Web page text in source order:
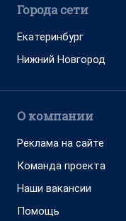
Города сети
Екатеринбург
Нижний Новгород
О компании
Реклама на сайте
Команда проекта
Наши вакансии
Помощь